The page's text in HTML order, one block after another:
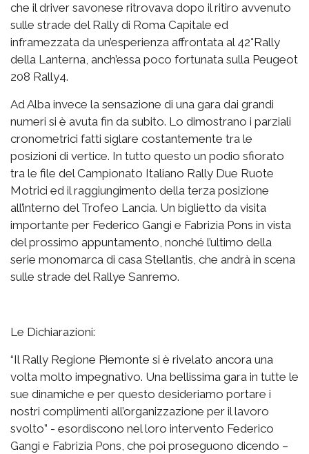
che il driver savonese ritrovava dopo il ritiro avvenuto
sulle strade del Rally di Roma Capitale ed
inframezzata da un’esperienza affrontata al 42°Rally
della Lanterna, anch’essa poco fortunata sulla Peugeot
208 Rally4.
Ad Alba invece la sensazione di una gara dai grandi
numeri si è avuta fin da subito. Lo dimostrano i parziali
cronometrici fatti siglare costantemente tra le
posizioni di vertice. In tutto questo un podio sfiorato
tra le file del Campionato Italiano Rally Due Ruote
Motrici ed il raggiungimento della terza posizione
all’interno del Trofeo Lancia. Un biglietto da visita
importante per Federico Gangi e Fabrizia Pons in vista
del prossimo appuntamento, nonché l’ultimo della
serie monomarca di casa Stellantis, che andrà in scena
sulle strade del Rallye Sanremo.
Le Dichiarazioni:
“Il Rally Regione Piemonte si è rivelato ancora una
volta molto impegnativo. Una bellissima gara in tutte le
sue dinamiche e per questo desideriamo portare i
nostri complimenti all’organizzazione per il lavoro
svolto” - esordiscono nel loro intervento Federico
Gangi e Fabrizia Pons, che poi proseguono dicendo –